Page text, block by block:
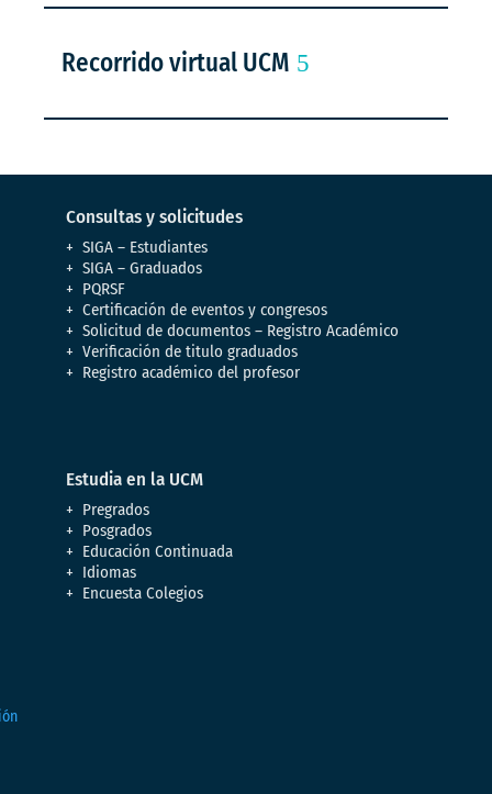
Recorrido virtual UCM
Consultas y solicitudes
SIGA – Estudiantes
SIGA – Graduados
PQRSF
Certificación de eventos y congresos
Solicitud de documentos – Registro Académico
Verificación de titulo graduados
Registro académico del profesor
Estudia en la UCM
Pregrados
Posgrados
Educación Continuada
Idiomas
Encuesta Colegios